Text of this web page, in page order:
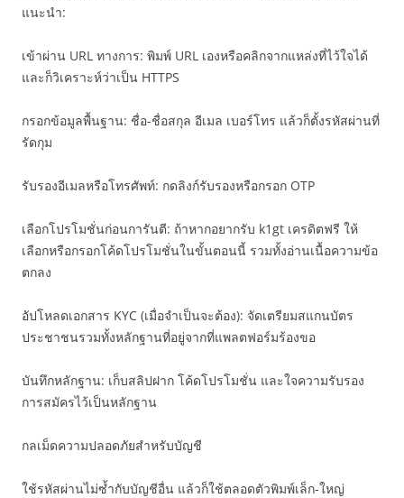
แนะนำ:
เข้าผ่าน URL ทางการ: พิมพ์ URL เองหรือคลิกจากแหล่งที่ไว้ใจได้
และก็วิเคราะห์ว่าเป็น HTTPS
กรอกข้อมูลพื้นฐาน: ชื่อ-ชื่อสกุล อีเมล เบอร์โทร แล้วก็ตั้งรหัสผ่านที่
รัดกุม
รับรองอีเมลหรือโทรศัพท์: กดลิงก์รับรองหรือกรอก OTP
เลือกโปรโมชั่นก่อนการันตี: ถ้าหากอยากรับ k1gt เครดิตฟรี ให้
เลือกหรือกรอกโค้ดโปรโมชั่นในขั้นตอนนี้ รวมทั้งอ่านเนื้อความข้อ
ตกลง
อัปโหลดเอกสาร KYC (เมื่อจำเป็นจะต้อง): จัดเตรียมสแกนบัตร
ประชาชนรวมทั้งหลักฐานที่อยู่จากที่แพลตฟอร์มร้องขอ
บันทึกหลักฐาน: เก็บสลิปฝาก โค้ดโปรโมชั่น และใจความรับรอง
การสมัครไว้เป็นหลักฐาน
กลเม็ดความปลอดภัยสำหรับบัญชี
ใช้รหัสผ่านไม่ซ้ำกับบัญชีอื่น แล้วก็ใช้ตลอดตัวพิมพ์เล็ก-ใหญ่